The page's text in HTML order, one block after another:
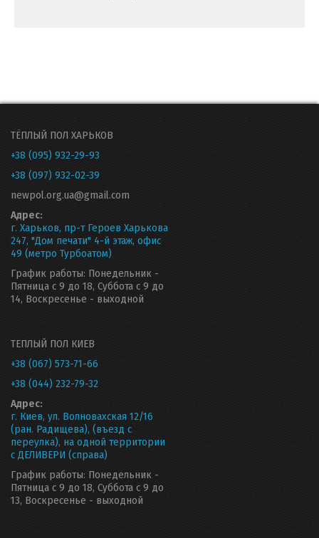
ТЁПЛЫЙ ПОЛ ХАРЬКОВ
+38 (095) 932-29-93
+38 (097) 932-02-39
newpol.org.ua@gmail.com
Адрес:
г. Харьков, пр-т Героев Харькова
247, "Дом печати" 4-й этаж, офис
49 (метро Турбоатом)
График работы: Понедельник -
Пятница с 9 до 18, Суббота с 9 до
14, Воскресенье - выходной
ТЕПЛЫЙ ПОЛ КИЕВ
+38 (067) 573-71-66
+38 (044) 232-79-32
Адрес:
г. Киев, ул. Волновахская 12/16
(ран. Радищева), (въезд с
переулка), на одной территории
с ДЕЛИВЕРИ (справа)
График работы: Понедельник -
Пятница с 9 до 18, Суббота с 9 до
13, Воскресенье - выходной